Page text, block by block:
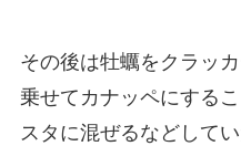
その後は牡蠣をクラッ
乗せてカナッペにする
スタに混ぜるなどして